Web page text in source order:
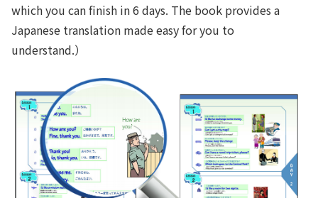
which you can finish in 6 days. The book provides a
Japanese translation made easy for you to
understand.）